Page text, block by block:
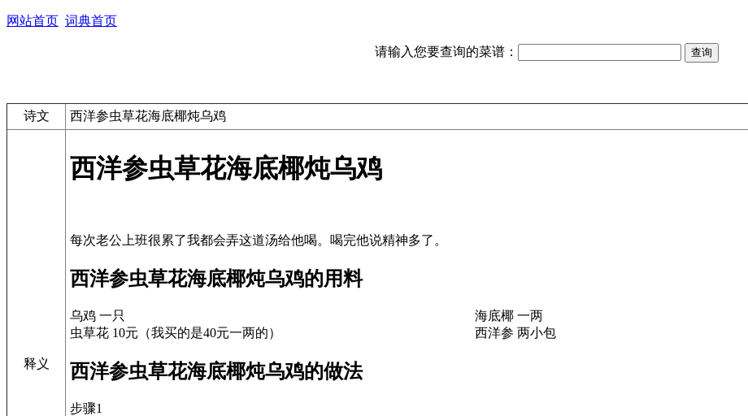
网站首页 词典首页
请输入您要查询的菜谱：
诗文 西洋参虫草花海底椰炖乌鸡
释义
西洋参虫草花海底椰炖乌鸡
西洋参虫草花海底椰炖乌鸡的用料
乌鸡 一只
海底椰 一两
虫草花 10元（我买的是40元一两的）
西洋参 两小包
西洋参虫草花海底椰炖乌鸡的做法
步骤1